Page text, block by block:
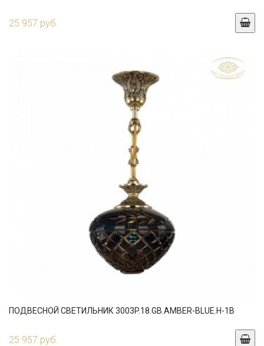
25 957 руб.
ПОДВЕСНОЙ СВЕТИЛЬНИК 3003P.18.GB.AMBER-BLUE.H-1B
25 957 руб.